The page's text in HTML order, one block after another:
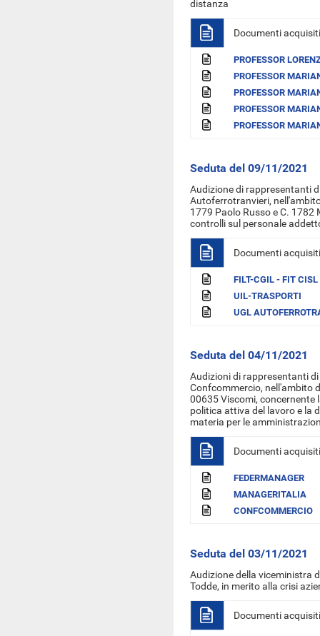
distanza
Documenti acquisiti
PROFESSOR
PROFESSOR
PROFESSOR
PROFESSOR
PROFESSOR
Seduta del 09/11/2021
Audizione di rappresentanti di
Autoferrotranvieri,
1779 Paolo Russo e C.
controlli sul personale
Documenti acquisiti
FILT-CGIL - FIT CISL
UIL-TRASPORTI
UGL
Seduta del 04/11/2021
Audizioni di rappresentanti di
Confcommercio, nell'ambito
00635 Viscomi, concernente
politica attiva del lavoro e la
materia per le
Documenti acquisiti
FEDERMANAGER
MANAGERITALIA
CONFCOMMERCIO
Seduta del 03/11/2021
Audizione della viceministra
Todde, in merito alla crisi
Documenti acquisiti